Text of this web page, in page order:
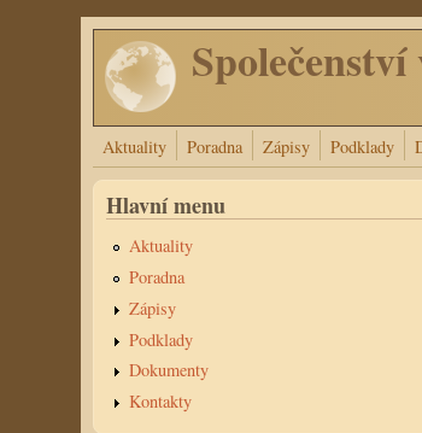
Přejít k hlavnímu obsahu
Aktuality Poradna Zápisy Podklady
Hlavní menu
Aktuality
Poradna
Zápisy
Podklady
Dokumenty
Kontakty